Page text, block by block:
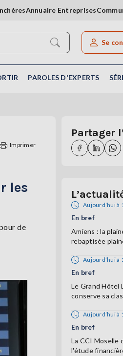
Annuaire Entreprises
Rechercher un article
Se
PAROLES D'EXPERTS
Imprimer
les
de
Partager
Aujourd’hui à
En bref
Amiens : la
rebaptisée
Aujourd’hui à
En bref
Le Grand Hôtel
conserve sa
Aujourd’hui à
En bref
La CCI Moselle
l'étude